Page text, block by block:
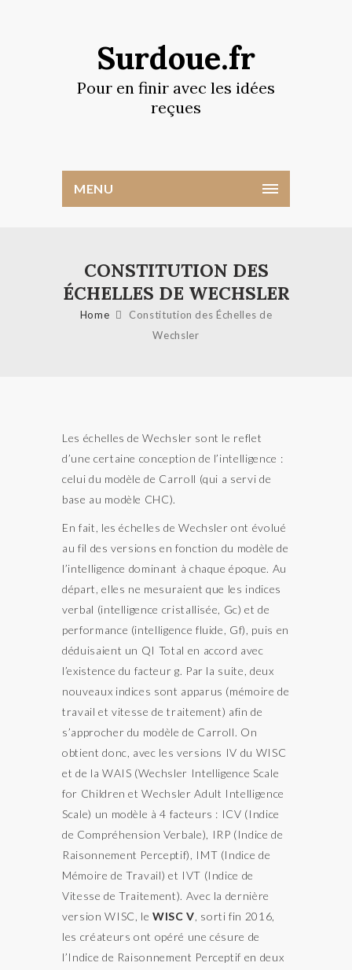
Surdoue.fr
Pour en finir avec les idées
reçues
MENU
CONSTITUTION DES
ÉCHELLES DE WECHSLER
Home
Constitution des Échelles de
Wechsler
Les échelles de Wechsler sont le reflet
d’une certaine conception de l’intelligence :
celui du modèle de Carroll (qui a servi de
base au modèle CHC).
En fait, les échelles de Wechsler ont évolué
au fil des versions en fonction du modèle de
l’intelligence dominant à chaque époque. Au
départ, elles ne mesuraient que les indices
verbal (intelligence cristallisée, Gc) et de
performance (intelligence fluide, Gf), puis en
déduisaient un QI Total en accord avec
l’existence du facteur g. Par la suite, deux
nouveaux indices sont apparus (mémoire de
travail et vitesse de traitement) afin de
s’approcher du modèle de Carroll. On
obtient donc, avec les versions IV du WISC
et de la WAIS (Wechsler Intelligence Scale
for Children et Wechsler Adult Intelligence
Scale) un modèle à 4 facteurs : ICV (Indice
de Compréhension Verbale), IRP (Indice de
Raisonnement Perceptif), IMT (Indice de
Mémoire de Travail) et IVT (Indice de
Vitesse de Traitement). Avec la dernière
version WISC, leWISC V , sorti fin 2016,
les créateurs ont opéré une césure de
l’Indice de Raisonnement Perceptif en deux